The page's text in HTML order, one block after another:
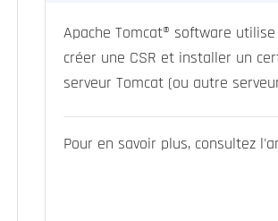
Apache Tomcat® software
créer une CSR et installer un
serveur Tomcat (ou autre
Pour en savoir plus, consultez